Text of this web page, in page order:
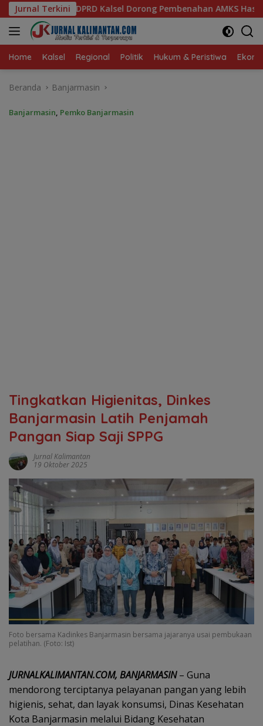
Langsung
ke
konten
Jurnal Terkini
Pembenahan AMKS Hasanuddin Ketua TP PKK
Home Kalsel Regional Politik Hukum & Peristiwa
Beranda Banjarmasin
Banjarmasin, Pemko Banjarmasin
Tingkatkan Higienitas, Dinkes
Banjarmasin Latih Penjamah
Pangan Siap Saji SPPG
Jurnal Kalimantan
19 Oktober 2025
Foto bersama Kadinkes Banjarmasin bersama jajaranya usai pembukaan
pelatihan. (Foto: Ist)
JURNALKALIMANTAN.COM, BANJARMASIN– Guna
mendorong terciptanya pelayanan pangan yang lebih
higienis, sehat, dan layak konsumsi, Dinas Kesehatan
Kota Banjarmasin melalui Bidang Kesehatan